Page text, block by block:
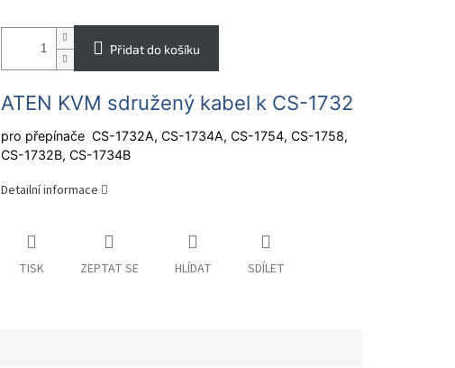
Přidat do košíku
ATEN KVM sdružený kabel k CS-1732
pro přepínače CS-1732A, CS-1734A, CS-1754, CS-1758,
CS-1732B, CS-1734B
Detailní informace
TISK ZEPTAT SE HLÍDAT SDÍLET